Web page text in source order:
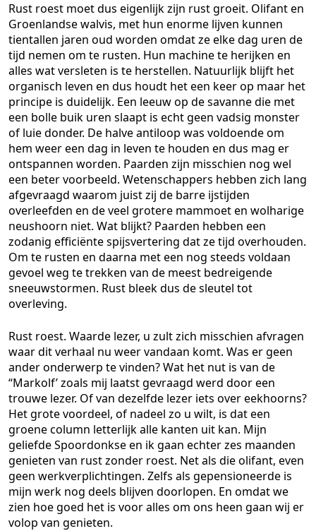
Rust roest moet dus eigenlijk zijn rust groeit. Olifant en
Groenlandse walvis, met hun enorme lijven kunnen
tientallen jaren oud worden omdat ze elke dag uren de
tijd nemen om te rusten. Hun machine te herijken en
alles wat versleten is te herstellen. Natuurlijk blijft het
organisch leven en dus houdt het een keer op maar het
principe is duidelijk. Een leeuw op de savanne die met
een bolle buik uren slaapt is echt geen vadsig monster
of luie donder. De halve antiloop was voldoende om
hem weer een dag in leven te houden en dus mag er
ontspannen worden. Paarden zijn misschien nog wel
een beter voorbeeld. Wetenschappers hebben zich lang
afgevraagd waarom juist zij de barre ijstijden
overleefden en de veel grotere mammoet en wolharige
neushoorn niet. Wat blijkt? Paarden hebben een
zodanig efficiënte spijsvertering dat ze tijd overhouden.
Om te rusten en daarna met een nog steeds voldaan
gevoel weg te trekken van de meest bedreigende
sneeuwstormen. Rust bleek dus de sleutel tot
overleving.
Rust roest. Waarde lezer, u zult zich misschien afvragen
waar dit verhaal nu weer vandaan komt. Was er geen
ander onderwerp te vinden? Wat het nut is van de
“Markolf’ zoals mij laatst gevraagd werd door een
trouwe lezer. Of van dezelfde lezer iets over eekhoorns?
Het grote voordeel, of nadeel zo u wilt, is dat een
groene column letterlijk alle kanten uit kan. Mijn
geliefde Spoordonkse en ik gaan echter zes maanden
genieten van rust zonder roest. Net als die olifant, even
geen werkverplichtingen. Zelfs als gepensioneerde is
mijn werk nog deels blijven doorlopen. En omdat we
zien hoe goed het is voor alles om ons heen gaan wij er
volop van genieten.